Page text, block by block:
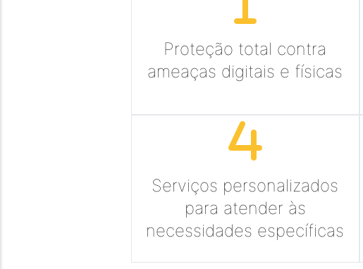
Proteção total contra
ameaças digitais e físicas
Serviços personalizados
para atender às
necessidades específicas